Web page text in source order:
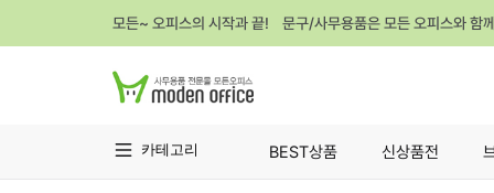
모든~ 오피스의 시작과 끝! 문구/사무용품은 모든 오피스와 함
카테고리 BEST상품 신상품전